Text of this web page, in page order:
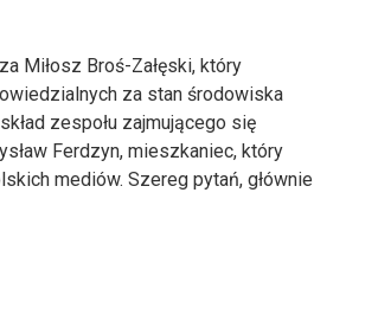
Miłosz Broś-Załęski, który
za stan środowiska
zespołu zajmującego się
Ferdzyn, mieszkaniec, który
mediów. Szereg pytań, głównie